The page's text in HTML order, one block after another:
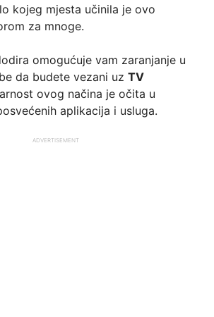
kojeg mjesta učinila je ovo
za mnoge.
omogućuje vam zaranjanje u
da budete vezani uz TV
ovog načina je očita u
aplikacija i usluga.
ADVERTISEMENT